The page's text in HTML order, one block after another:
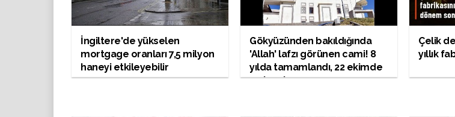
İngiltere'de yükselen
mortgage oranları 7,5 milyon
haneyi etkileyebilir
Gökyüzünden bakıldığında
'Allah' lafzı görünen cami! 8
yılda tamamlandı, 22 ekimde
açılacak
Çelik
yıllık